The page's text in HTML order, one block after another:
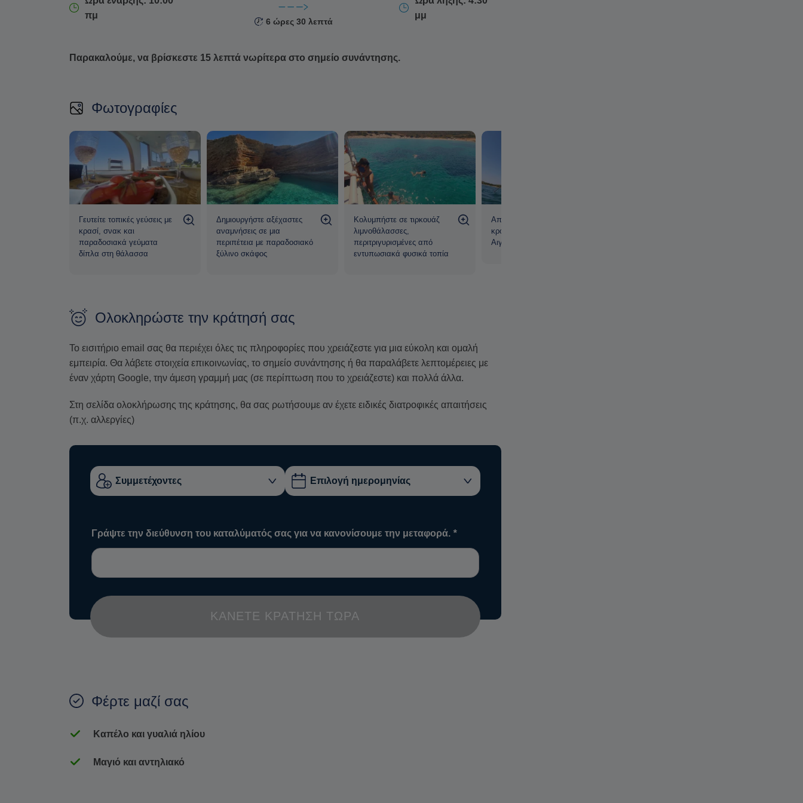
10:00 έως τις 16:30
πμ
6 ώρες 30 λεπτά
μμ
Παρακαλούμε, να βρίσκεστε 15 λεπτά νωρίτερα στο σημείο συνάντησης.
Φωτογραφίες
Γευτείτε τοπικές γεύσεις με
κρασί, σνακ και
παραδοσιακά γεύματα
δίπλα στη θάλασσα
Δημιουργήστε αξέχαστες
αναμνήσεις σε μια
περιπέτεια με παραδοσιακό
ξύλινο σκάφος
Κολυμπήστε σε τιρκουάζ
λιμνοθάλασσες,
περιτριγυρισμένες από
εντυπωσιακά φυσικά τοπία
Απολαύστε μια ήρεμη
κρουαζιέρα στο λαμπερό
Αιγαίο Πέλαγος
Ολοκληρώστε την κράτησή σας
Το εισιτήριο email σας θα περιέχει όλες τις πληροφορίες που χρειάζεστε για μια εύκολη και ομαλή
εμπειρία. Θα λάβετε στοιχεία επικοινωνίας, το σημείο συνάντησης ή θα παραλάβετε λεπτομέρειες με
έναν χάρτη Google, την άμεση γραμμή μας (σε περίπτωση που το χρειάζεστε) και πολλά άλλα.
Στη σελίδα ολοκλήρωσης της κράτησης, θα σας ρωτήσουμε αν έχετε ειδικές διατροφικές απαιτήσεις
(π.χ. αλλεργίες)
Γράψτε την διεύθυνση του καταλύματός σας για να κανονίσουμε την μεταφορά. *
ΚΆΝΕΤΕ ΚΡΆΤΗΣΗ ΤΏΡΑ
Φέρτε μαζί σας
Καπέλο και γυαλιά ηλίου
Μαγιό και αντηλιακό